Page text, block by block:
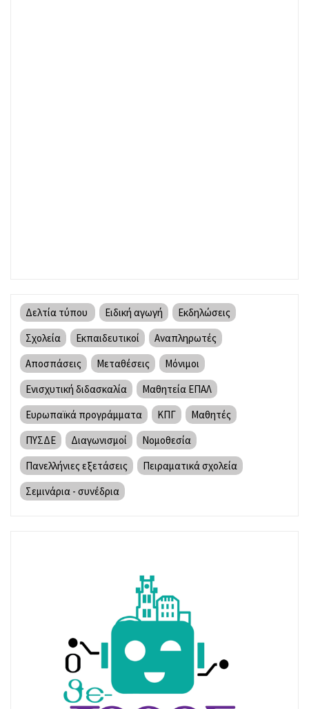
Δελτία τύπου Ειδική αγωγή
Εκδηλώσεις
Σχολεία
Εκπαιδευτικοί
Αναπληρωτές
Αποσπάσεις
Μεταθέσεις
Μόνιμοι
Ενισχυτική διδασκαλία
Μαθητεία ΕΠΑΛ
Ευρωπαϊκά προγράμματα
ΚΠΓ
Μαθητές
ΠΥΣΔΕ
Διαγωνισμοί
Νομοθεσία
Πανελλήνιες εξετάσεις
Πειραματικά σχολεία
Σεμινάρια - συνέδρια